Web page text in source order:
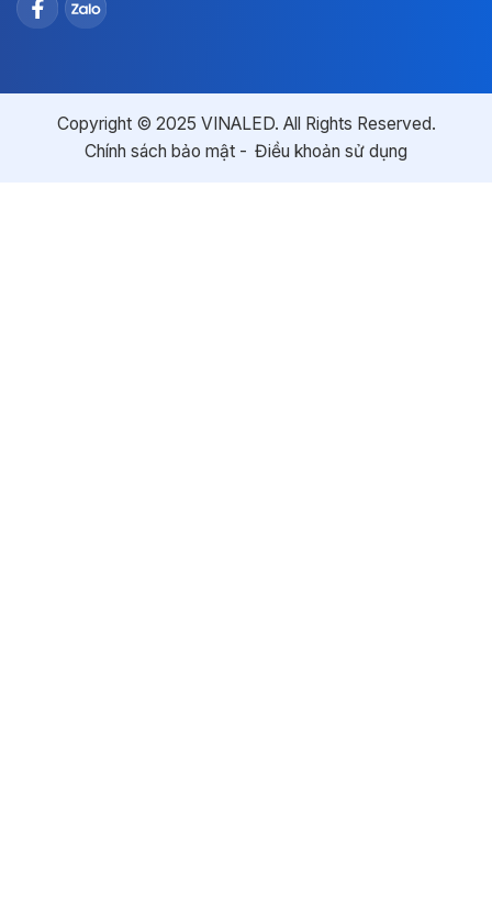
Copyright © 2025 VINALED. All Rights Reserved.
Chính sách bảo mật
Điều khoản sử dụng